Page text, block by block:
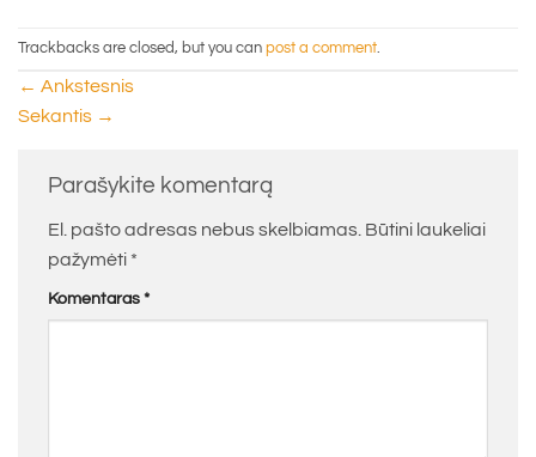
Trackbacks are closed, but you can post a comment
← Ankstesnis
Sekantis →
Parašykite komentarą
El. pašto adresas nebus skelbiamas. Būtini laukeliai
pažymėti *
Komentaras *